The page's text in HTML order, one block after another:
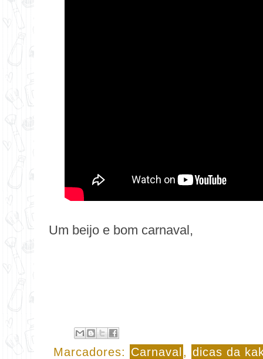
Um beijo e bom carnaval,
Marcadores: Carnaval , dicas da